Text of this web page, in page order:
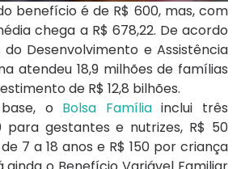
benefício é de R$ 600, mas, com
chega a R$ 678,22. De acordo
Desenvolvimento e Assistência
atendeu 18,9 milhões de famílias
de R$ 12,8 bilhões.
o Bolsa Famíliainclui três
para gestantes e nutrizes, R$ 50
7 a 18 anos e R$ 150 por criança